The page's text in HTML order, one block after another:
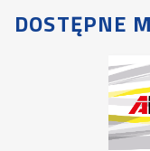
DOSTĘPNE